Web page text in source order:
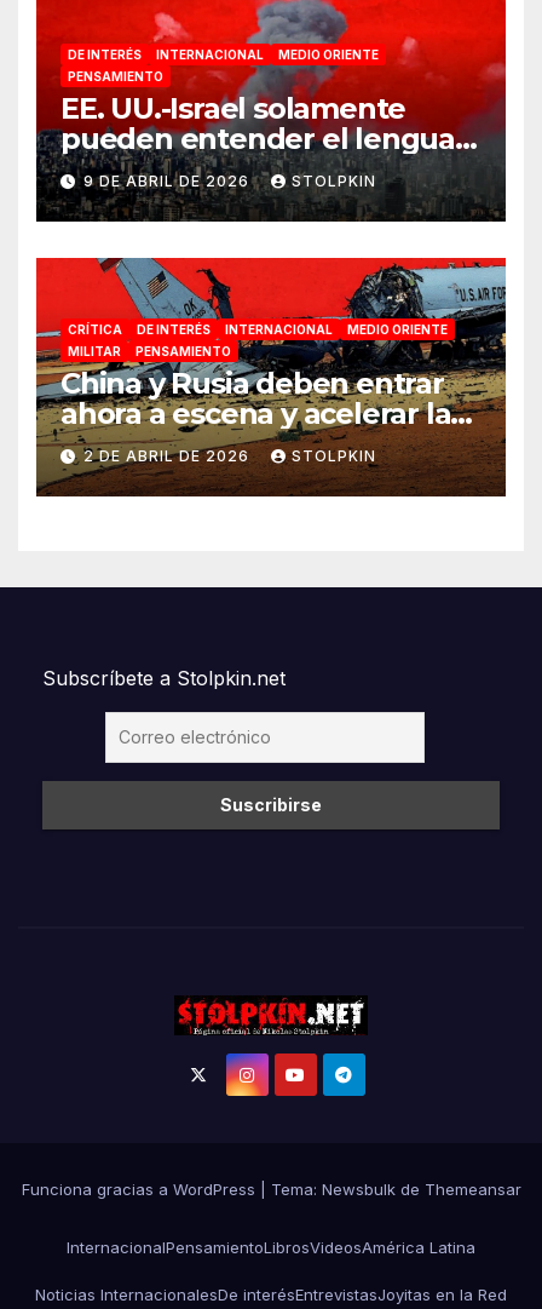
DE INTERÉS INTERNACIONAL
MEDIO ORIENTE
PENSAMIENTO
EE. UU.-Israel solamente
pueden entender el lenguaje
de la guerra
9 DE ABRIL DE 2026 STOLPKIN
CRÍTICA DE INTERÉS INTERNACIONAL
MEDIO ORIENTE
MILITAR
PENSAMIENTO
China y Rusia deben entrar
ahora a escena y acelerar la
reconfiguración del Nuevo
Orden Mundial
2 DE ABRIL DE 2026 STOLPKIN
Subscríbete a Stolpkin.net
Funciona gracias a WordPress Tema: Newsbulkde Themeansar
InternacionalPensamientoLibrosVideosAmérica Latina
Noticias InternacionalesDe interésEntrevistasJoyitas en la Red